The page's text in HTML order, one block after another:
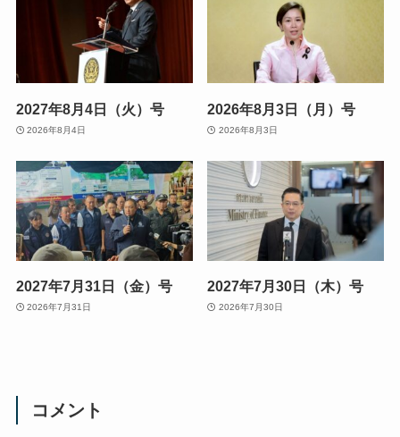
2027年8月4日（火）号
2026年8月4日
2026年8月3日（月）号
2026年8月3日
2027年7月31日（金）号
2026年7月31日
2027年7月30日（木）号
2026年7月30日
コメント